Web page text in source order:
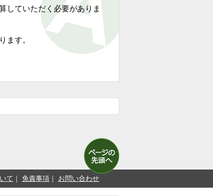
していただく必要がありま
ます。
て 免責事項 お問い合わせ